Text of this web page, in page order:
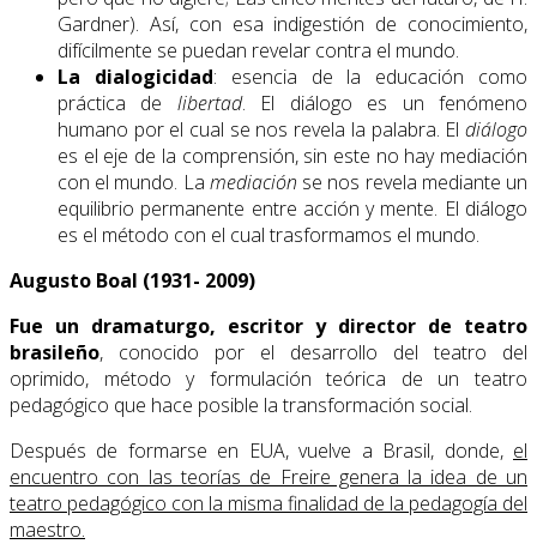
Gardner). Así, con esa indigestión de conocimiento,
difícilmente se puedan revelar contra el mundo.
La dialogicidad: esencia de la educación como
práctica de libertad. El diálogo es un fenómeno
humano por el cual se nos revela la palabra. El diálogo
es el eje de la comprensión, sin este no hay mediación
con el mundo. La mediación se nos revela mediante un
equilibrio permanente entre acción y mente. El diálogo
es el método con el cual trasformamos el mundo.
Augusto Boal (1931- 2009)
Fue un dramaturgo, escritor y director de teatro
brasileño, conocido por el desarrollo del teatro del
oprimido, método y formulación teórica de un teatro
pedagógico que hace posible la transformación social.
Después de formarse en EUA, vuelve a Brasil, donde, el
encuentro con las teorías de Freire genera la idea de un
teatro pedagógico con la misma finalidad de la pedagogía del
maestro.